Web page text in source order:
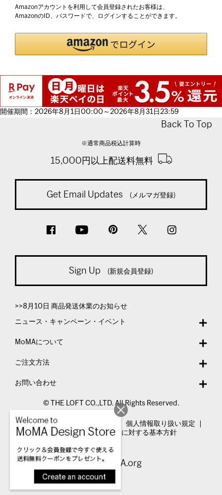
Amazonアカウントを利用して会員登録されたお客様は、
AmazonのID、パスワードで、ログインすることができます。
開催期間：2026年8月1日00:00～2026年8月31日23:59
Back To Top
※通常商品税込計算時
15,000円以上配送料無料
Get Email Updates (メルマガ登録)
Sign Up (新規会員登録)
>>8月10日 商品発送休業のお知らせ
ニュース・キャンペーン・イベント
MoMAについて
ご注文方法
お問い合わせ
© THE LOFT CO.,LTD. All Rights Reserved.
特定商取引法表示
個人情報取り扱い規定
カスタマーハラスメントに対する基本方針
Visit MoMA.org